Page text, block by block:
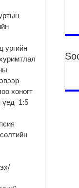
ургийн
хоногт
үед 1:5